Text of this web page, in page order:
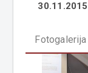
Fotogalerija